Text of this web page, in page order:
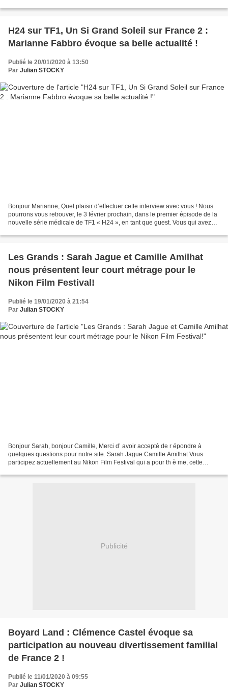
H24 sur TF1, Un Si Grand Soleil sur France 2 :
Marianne Fabbro évoque sa belle actualité !
Publié le 20/01/2020 à 13:50
Par Julian STOCKY
Bonjour Marianne, Quel plaisir d’effectuer cette interview avec vous ! Nous
pourrons vous retrouver, le 3 février prochain, dans le premier épisode de la
nouvelle série médicale de TF1 « H24 », en tant que guest. Vous qui avez
Les Grands : Sarah Jague et Camille Amilhat
nous présentent leur court métrage pour le
Nikon Film Festival!
Publié le 19/01/2020 à 21:54
Par Julian STOCKY
Bonjour Sarah, bonjour Camille, Merci d’ avoir accepté de r épondre à
quelques questions pour notre site. Sarah Jague Camille Amilhat Vous
participez actuellement au Nikon Film Festival qui a pour th è me, cette
Publicité
Boyard Land : Clémence Castel évoque sa
participation au nouveau divertissement familial
de France 2 !
Publié le 11/01/2020 à 09:55
Par Julian STOCKY